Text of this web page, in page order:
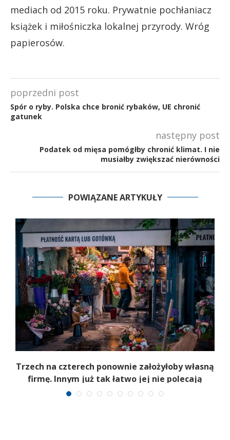
mediach od 2015 roku. Prywatnie pochłaniacz
książek i miłośniczka lokalnej przyrody. Wróg
papierosów.
poprzedni post
Spór o ryby. Polska chce bronić rybaków, UE chronić
gatunek
następny post
Podatek od mięsa pomógłby chronić klimat. I nie
musiałby zwiększać nierówności
POWIĄZANE ARTYKUŁY
Trzech na czterech ponownie założyłoby własną
firmę. Innym już tak łatwo jej nie polecają